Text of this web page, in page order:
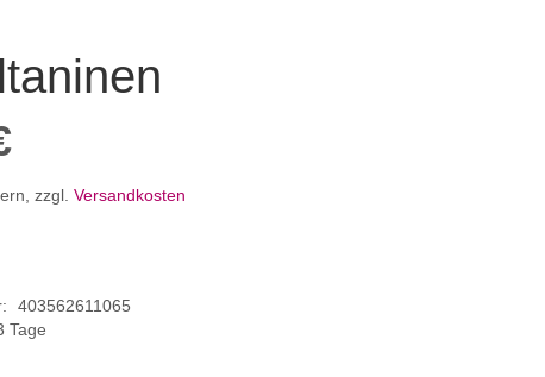
zzgl. Versandkosten
403562611065
Tage